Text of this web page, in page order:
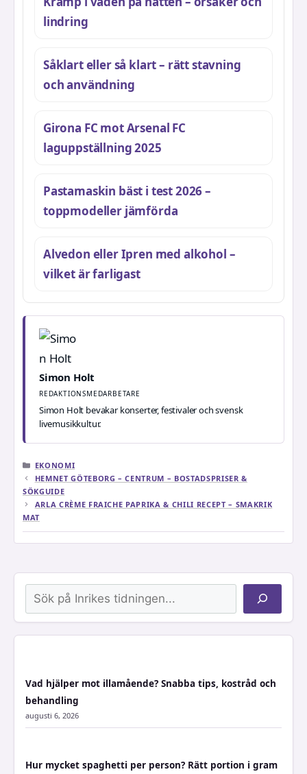
lindring
Såklart eller så klart – rätt stavning
och användning
Girona FC mot Arsenal FC
laguppställning 2025
Pastamaskin bäst i test 2026 –
toppmodeller jämförda
Alvedon eller Ipren med alkohol –
vilket är farligast
Simon Holt
REDAKTIONSMEDARBETARE
Simon Holt bevakar konserter, festivaler och svensk
livemusikkultur.
KATEGORIER
EKONOMI
HEMNET GÖTEBORG – CENTRUM – BOSTADSPRISER &
SÖKGUIDE
ARLA CRÈME FRAICHE PAPRIKA & CHILI RECEPT – SMAKRIK
MAT
Sök
Vad hjälper mot illamående? Snabba tips, kostråd och
behandling
augusti 6, 2026
Hur mycket spaghetti per person? Rätt portion i gram